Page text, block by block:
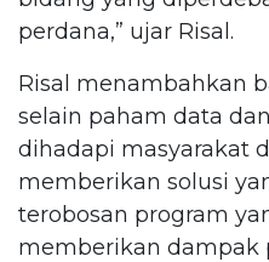
perdana,” ujar Risal.
Risal menambahkan
selain paham data
dihadapi masyarakat
memberikan solusi
terobosan program
memberikan dampak